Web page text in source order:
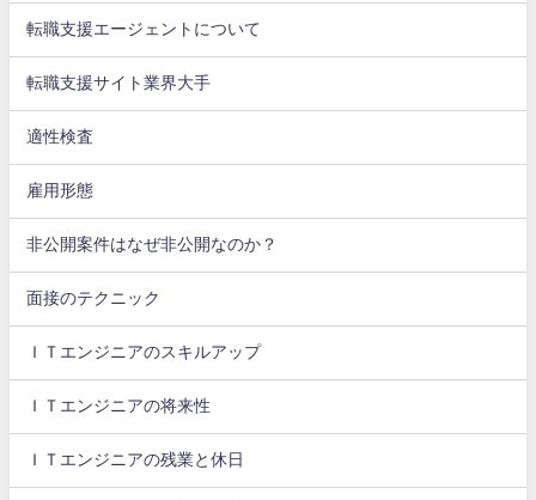
転職支援エージェントについて
転職支援サイト業界大手
適性検査
雇用形態
非公開案件はなぜ非公開なのか？
面接のテクニック
ＩＴエンジニアのスキルアップ
ＩＴエンジニアの将来性
ＩＴエンジニアの残業と休日